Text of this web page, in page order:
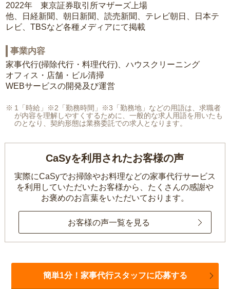
2022年 東京証券取引所マザーズ上場
他、日経新聞、朝日新聞、読売新聞、テレビ朝日、日本テ
レビ、TBSなど各種メディアにて掲載
事業内容
家事代行(掃除代行・料理代行)、ハウスクリーニング
オフィス・店舗・ビル清掃
WEBサービスの開発及び運営
1「時給」※2「勤務時間」※3「勤務地」などの用語は、求職者
が内容を理解しやすくするために、一般的な求人用語を用いたも
のとなり、契約形態は業務委託での求人となります。
CaSyを利用されたお客様の声
実際にCaSyでお掃除やお料理などの家事代行サービス
を利用していただいたお客様から、 たくさんの感謝や
お褒めのお言葉をいただいております。
お客様の声一覧を見る
簡単1分！家事代行スタッフに応募する